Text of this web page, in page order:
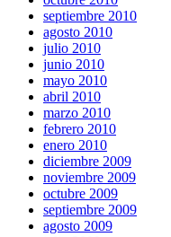
septiembre 2010
agosto 2010
julio 2010
junio 2010
mayo 2010
abril 2010
marzo 2010
febrero 2010
enero 2010
diciembre 2009
noviembre 2009
octubre 2009
septiembre 2009
agosto 2009